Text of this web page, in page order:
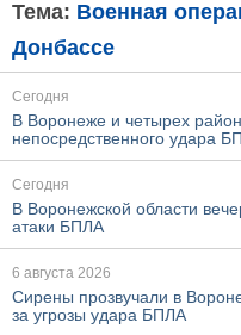
Тема: Военная
Донбассе
Сегодня
В Воронеже и четырех
непосредственного удара
Сегодня
В Воронежской области
атаки БПЛА
6 августа 2026
Сирены прозвучали в
за угрозы удара БПЛА